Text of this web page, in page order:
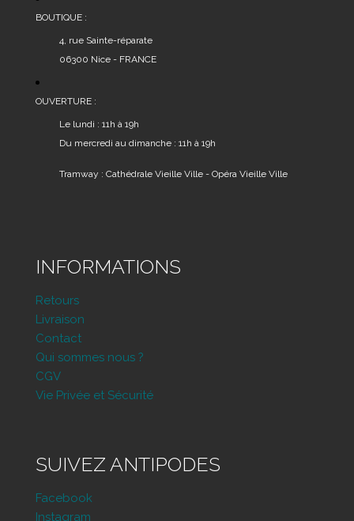
BOUTIQUE :
4, rue Sainte-réparate
06300 Nice - FRANCE
OUVERTURE :
Le lundi : 11h à 19h
Du mercredi au dimanche : 11h à 19h
Tramway : Cathédrale Vieille Ville - Opéra Vieille Ville
INFORMATIONS
Retours
Livraison
Contact
Qui sommes nous ?
CGV
Vie Privée et Sécurité
SUIVEZ ANTIPODES
Facebook
Instagram